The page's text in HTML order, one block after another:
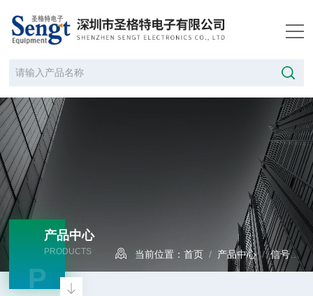
产品中心
PRODUCTS
P
当前位置：首页 / 产品中心/信号发生器